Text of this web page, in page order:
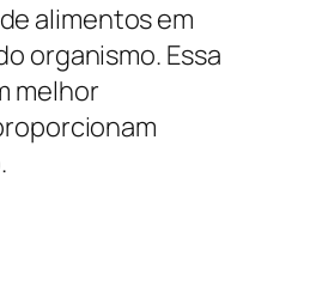
alimentos em
organismo. Essa
melhor